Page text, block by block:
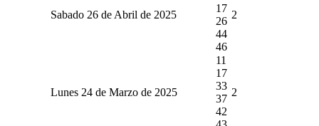
Sabado 26 de Abril de 2025
17
26
44
46
2
Lunes 24 de Marzo de 2025
11
17
33
37
42
2